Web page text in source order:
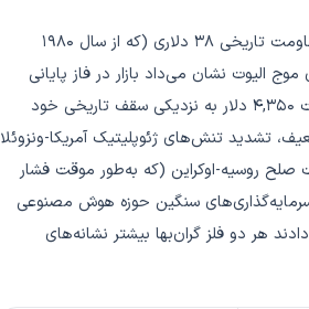
مهم‌ترین رویداد بازار فلزات گران‌بها، ورود نقره به فاز «کشف قیمت» پس از شکست مقاومت تاریخی ۳۸ دلاری (که از سال ۱۹۸۰
تاریخی ۶۶.۵۰ دلار رسید و تحلیل‌های موج الیوت نشان می‌داد بازار در فاز پایانی
موج صعودی با هدف ۶۹ تا ۷۳ دلار قرار دارد. طلا نیز به‌موازات نقره، با عبور از مقاومت ۴,۳۵۰ دلار به نزدیکی سقف تاریخی خود
ضعیف، تشدید تنش‌های ژئوپلیتیک آمریکا-ونزوئلا
روسیه-اوکراین (که به‌طور موقت فشار
سرمایه‌گذاری‌های سنگین حوزه هوش مصنوعی
هر دو فلز گران‌بها بیشتر نشانه‌های